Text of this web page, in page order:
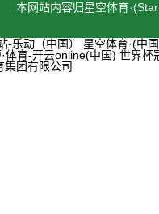
本网站内容归星空体育
-乐动（中国）
星空体育·(中
体育-开云online(中国) 世界杯
集团有限公司